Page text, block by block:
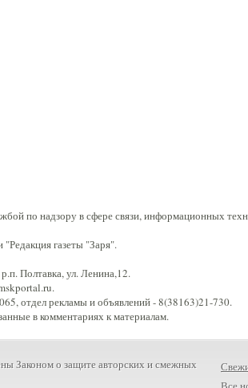
по надзору в сфере связи, информационных
газеты "Заря".
Полтавка, ул. Ленина,12.
отдел рекламы и объявлений - 8(38163)21-730.
в комментариях к материалам.
Законом о защите авторских и смежных